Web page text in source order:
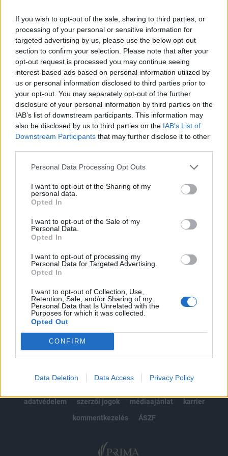
If you wish to opt-out of the sale, sharing to third parties, or
processing of your personal or sensitive information for
targeted advertising by us, please use the below opt-out
section to confirm your selection. Please note that after your
opt-out request is processed you may continue seeing
interest-based ads based on personal information utilized by
us or personal information disclosed to third parties prior to
your opt-out. You may separately opt-out of the further
disclosure of your personal information by third parties on the
IAB’s list of downstream participants. This information may
also be disclosed by us to third parties on the IAB’s List of
Downstream Participants that may further disclose it to other
Personal Data Processing Opt Outs
I want to opt-out of the Sharing of my
personal data.
Opted In
I want to opt-out of the Sale of my
Personal Data.
Opted In
I want to opt-out of processing my
Personal Data for Targeted Advertising.
Opted In
I want to opt-out of Collection, Use,
Retention, Sale, and/or Sharing of my
Personal Data that Is Unrelated with the
Purposes for which it was collected.
Opted Out
CONFIRM
Data Deletion Data Access Privacy Policy
A lengyel kormány lépésével újra indul a bank privatizációs
folyamata, amelyre kiváló környezetet biztosít a régió
bankszektorának jelentős felértékelődése. A bank
mérlegfőösszege meghaladja a 20 milliárd dollárt. A
lengyel kormány az értékesítést a következő év közepére,
tehát az EU csatlakozás után tervezi. A bank 20-25%-át
kívánják tőzsdére vinni. A PKO...
KEDVES OLVASÓNK!
regisztrációhoz kötött.
Az előfizetés a következőket tartalmazza:
Portfolio.hu teljes cikkarchívum
kötéslistái
Előfizetés
MÁR ELŐFIZETŐNK VAGY?BEJELENTKEZÉS
adatvédelem
szerzői jogok médiaajánlat
karrier
kommentkezelés
ÁSZF